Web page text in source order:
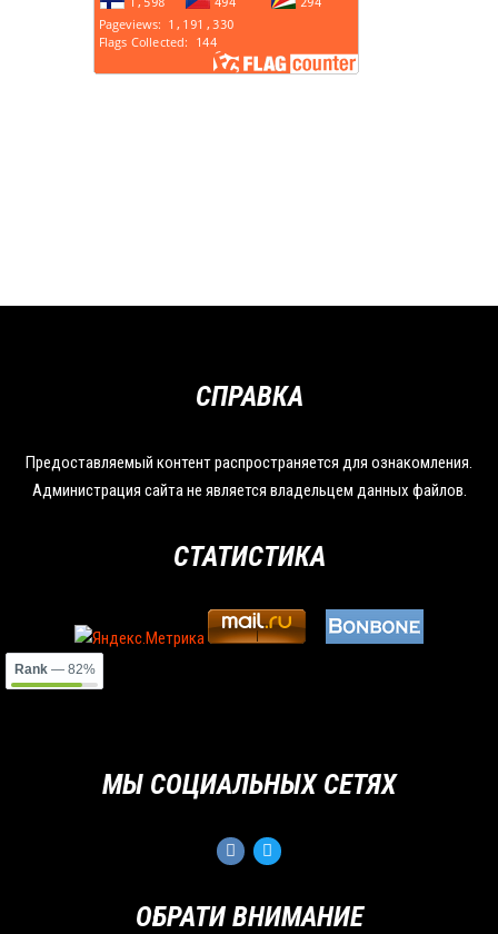
ОБРАТИ ВНИМАНИЕ
СПРАВКА
Предоставляемый контент распространяется для ознакомления.
Администрация сайта не является владельцем данных файлов.
СТАТИСТИКА
Rank— 82%
МЫ СОЦИАЛЬНЫХ СЕТЯХ